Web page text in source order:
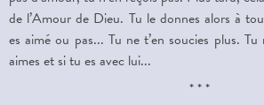
de l’Amour de Dieu. Tu le donnes alors à
es aimé ou pas... Tu ne t’en soucies plus.
aimes et si tu es avec lui...
* * *